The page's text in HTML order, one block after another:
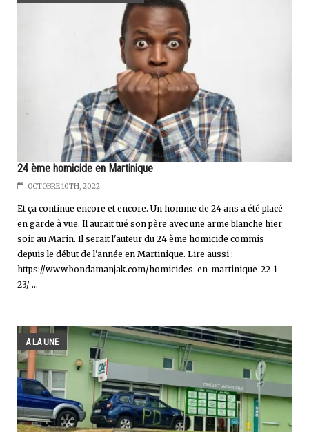
24 ème homicide en Martinique
OCTOBRE 10TH, 2022
Et ça continue encore et encore. Un homme de 24 ans a été placé
en garde à vue. Il aurait tué son père avec une arme blanche hier
soir au Marin. Il serait l'auteur du 24 ème homicide commis
depuis le début de l'année en Martinique. Lire aussi :
https://www.bondamanjak.com/homicides-en-martinique-22-1-
23/ ...
A LA UNE